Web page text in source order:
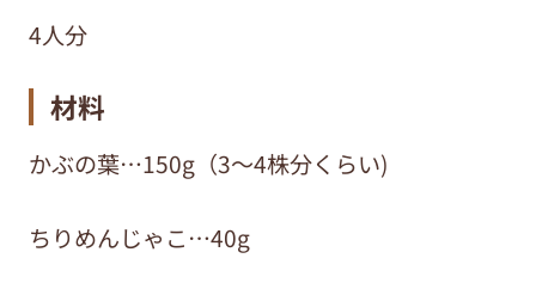
4人分
材料
かぶの葉…150g（3～4株分くらい)
ちりめんじゃこ…40g